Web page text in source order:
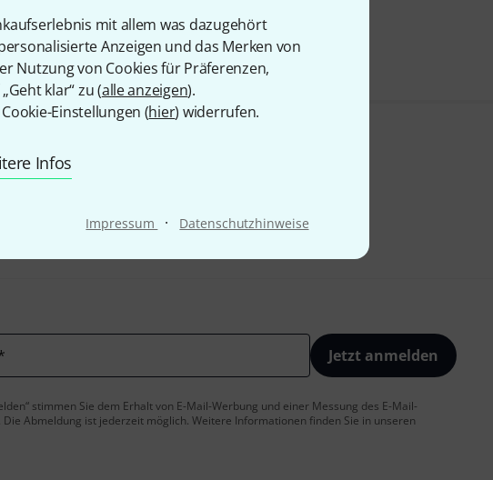
mit allem was dazugehört
Anzeigen und das Merken von
Nutzung von Cookies für Präferenzen,
klar“ zu (alle anzeigen).
Einstellungen (hier) widerrufen.
Infos
Impressum · Datenschutzhinweise
inkl. MwSt.
Jetzt anmelden
stimmen Sie dem Erhalt von E-Mail-Werbung und einer Messung des E-Mail-
Abmeldung ist jederzeit möglich. Weitere Informationen finden Sie in unseren